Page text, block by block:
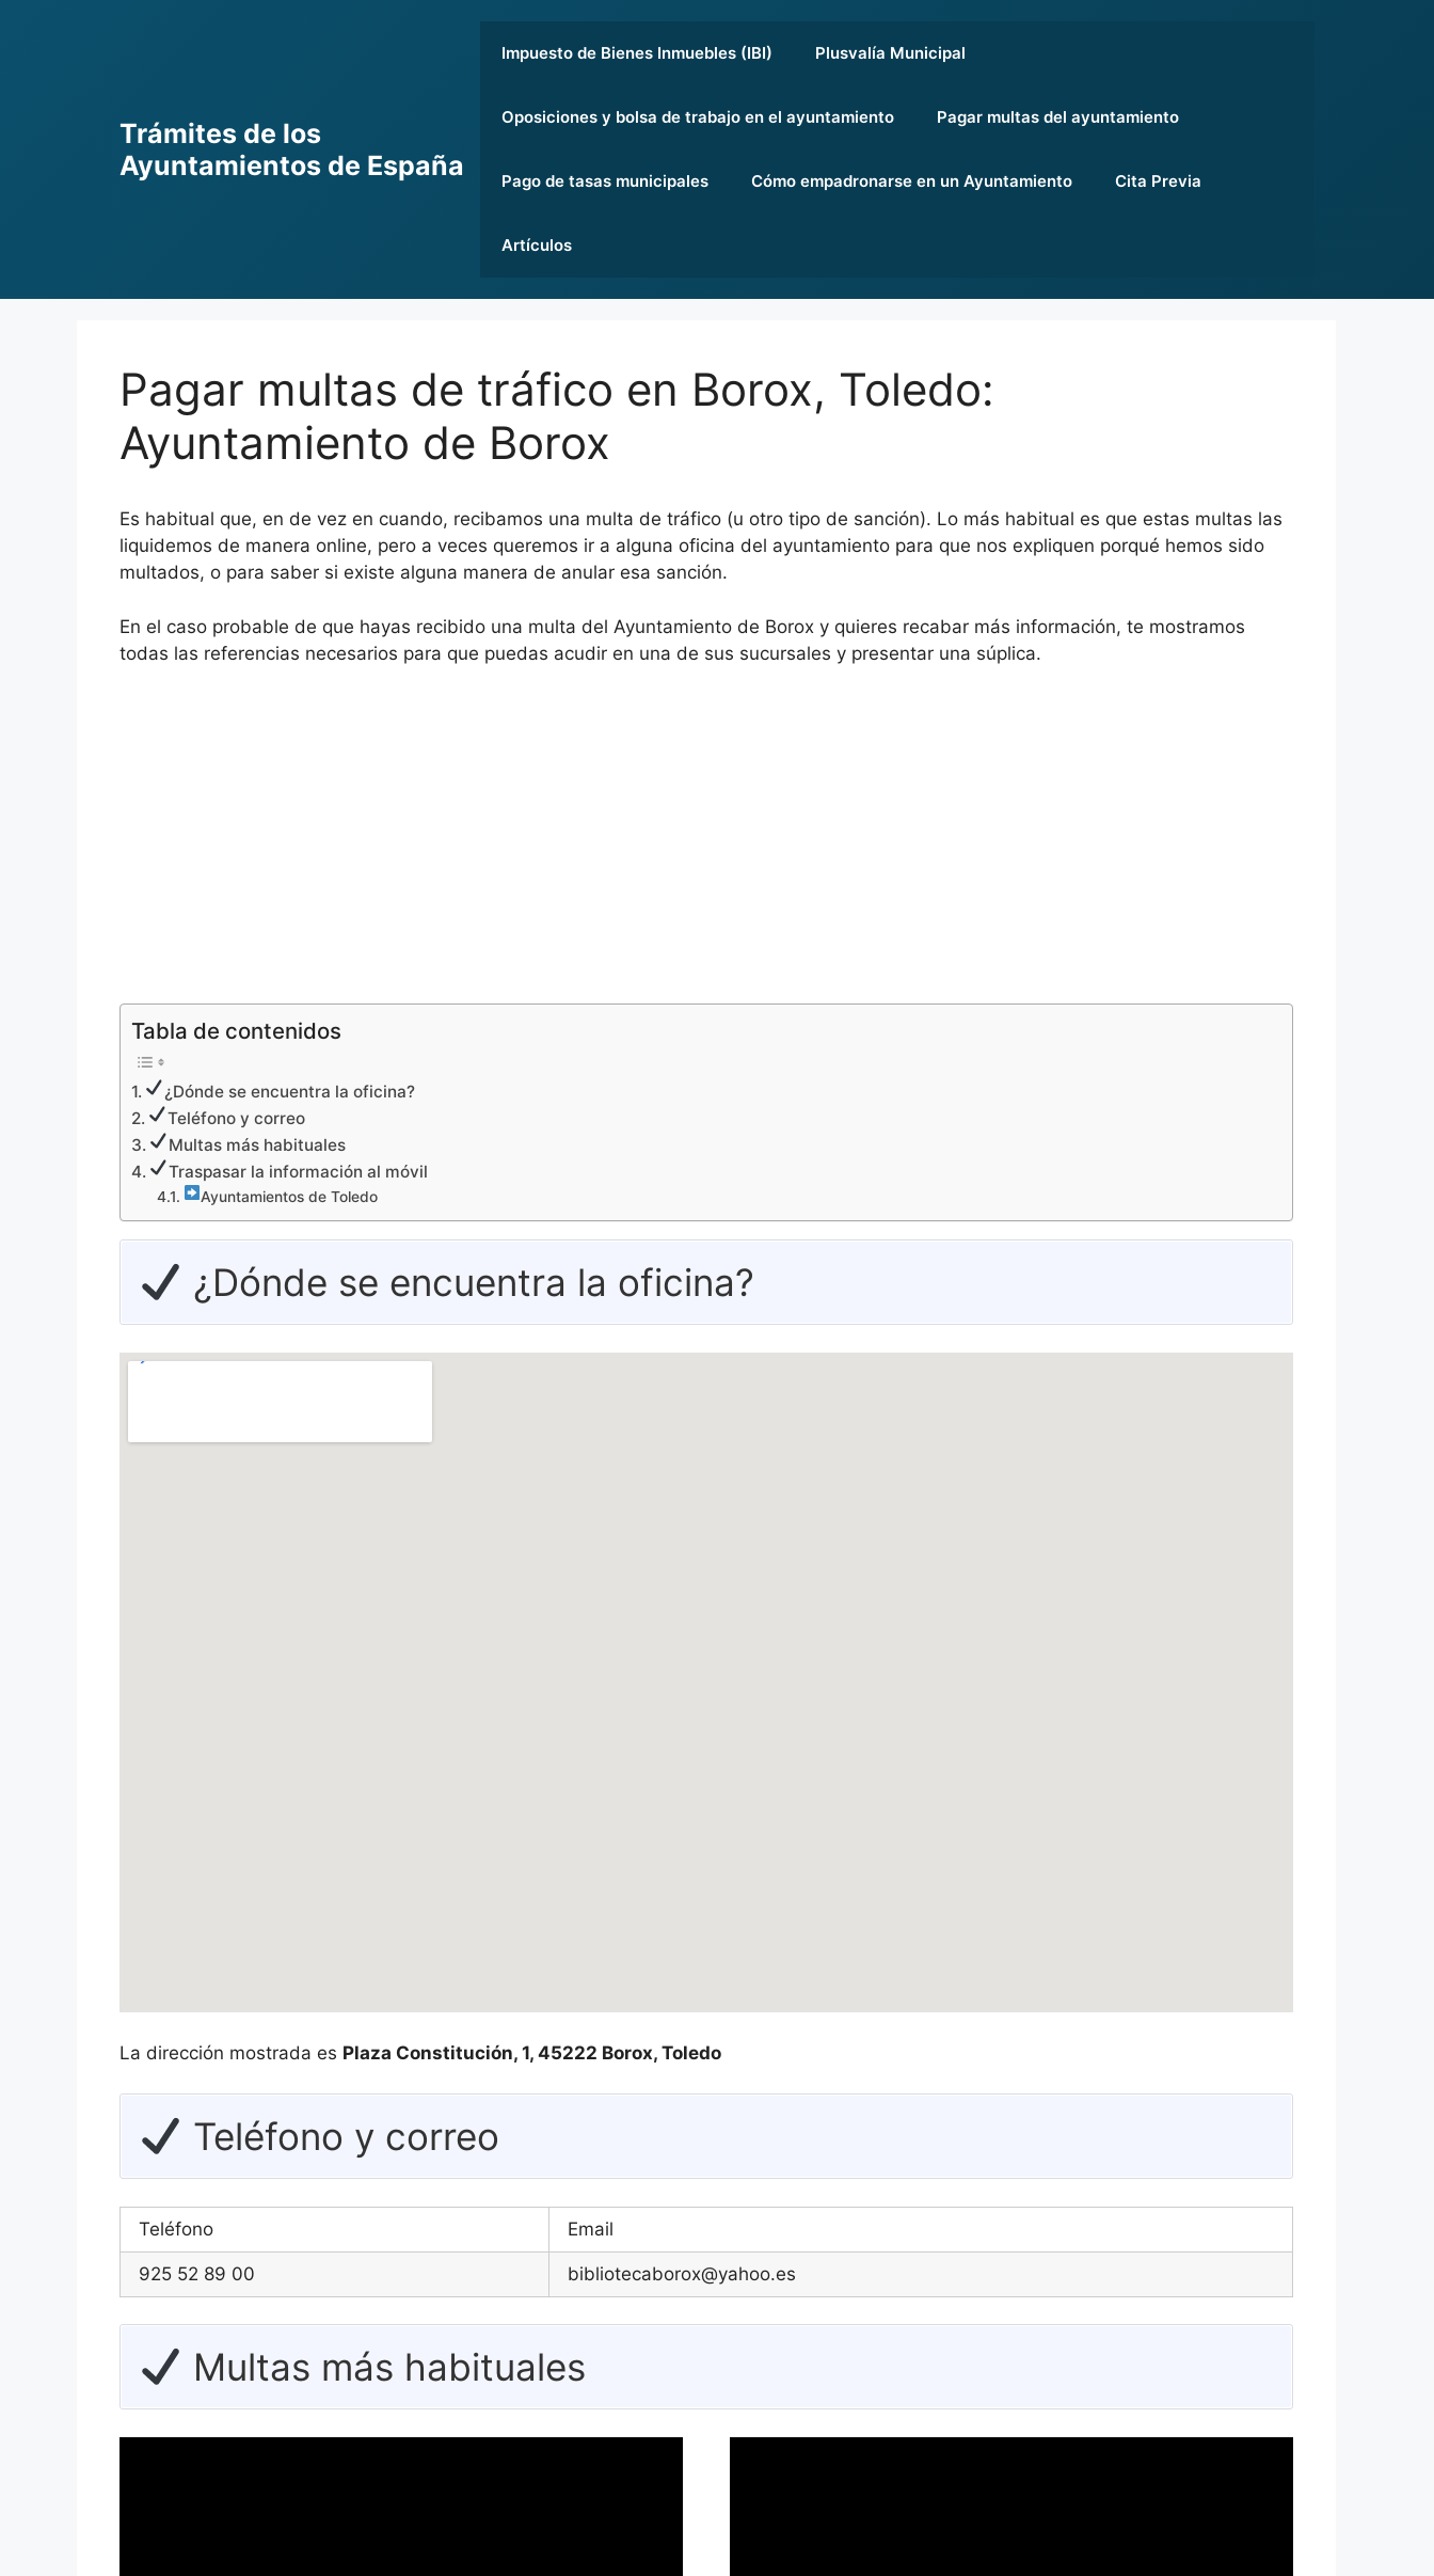
Trámites de los
Ayuntamientos de España
Impuesto de Bienes Inmuebles (IBI) Plusvalía Municipal
Oposiciones y bolsa de trabajo en el ayuntamiento Pagar multas del ayuntamiento
Pago de tasas municipales Cómo empadronarse en un Ayuntamiento Cita Previa
Artículos
Pagar multas de tráfico en Borox, Toledo:
Ayuntamiento de Borox
Es habitual que, en de vez en cuando, recibamos una multa de tráfico (u otro tipo de sanción). Lo más habitual es que estas multas las
liquidemos de manera online, pero a veces queremos ir a alguna oficina del ayuntamiento para que nos expliquen porqué hemos sido
multados, o para saber si existe alguna manera de anular esa sanción.
En el caso probable de que hayas recibido una multa del Ayuntamiento de Borox y quieres recabar más información, te mostramos
todas las referencias necesarios para que puedas acudir en una de sus sucursales y presentar una súplica.
Tabla de contenidos
¿Dónde se encuentra la oficina?
Teléfono y correo
Multas más habituales
Traspasar la información al móvil
Ayuntamientos de Toledo
¿Dónde se encuentra la oficina?
La dirección mostrada es Plaza Constitución, 1, 45222 Borox, Toledo
Teléfono y correo
Teléfono Email
925 52 89 00 bibliotecaborox@yahoo.es
Multas más habituales